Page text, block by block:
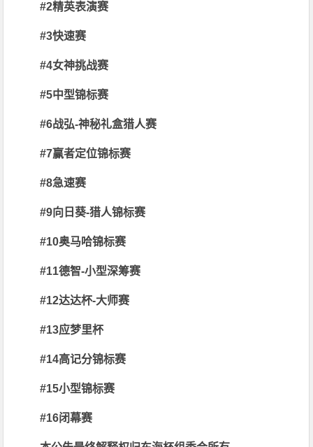
#2精英表演赛
#3快速赛
#4女神挑战赛
#5中型锦标赛
#6战弘-神秘礼盒猎人赛
#7赢者定位锦标赛
#8急速赛
#9向日葵-猎人锦标赛
#10奥马哈锦标赛
#11德智-小型深筹赛
#12达达杯-大师赛
#13应梦里杯
#14高记分锦标赛
#15小型锦标赛
#16闭幕赛